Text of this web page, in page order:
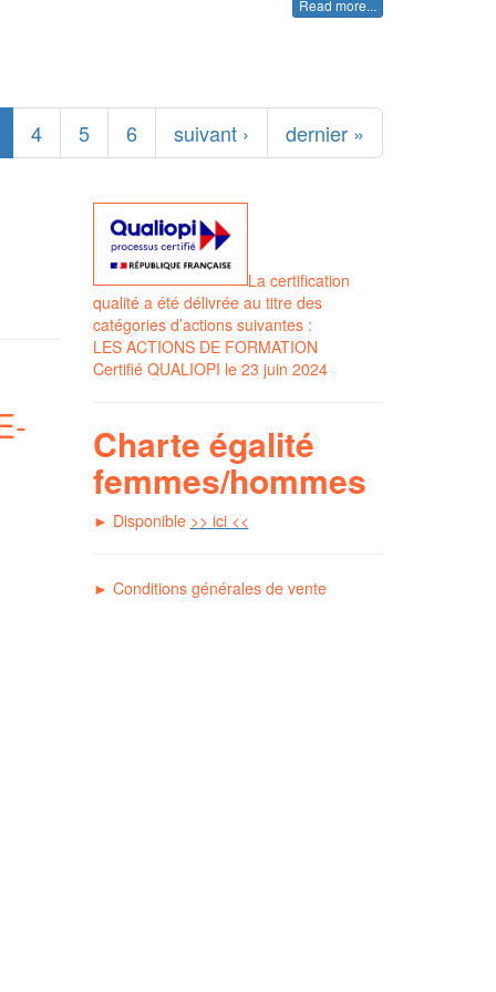
Read more...
4 5 6 suivant › dernier »
La certification
qualité a été délivrée au titre des
catégories d’actions suivantes :
LES ACTIONS DE FORMATION
Certifié QUALIOPI le 23 juin 2024
Charte égalité
femmes/hommes
► Disponible >> ici <<
► Conditions générales de vente